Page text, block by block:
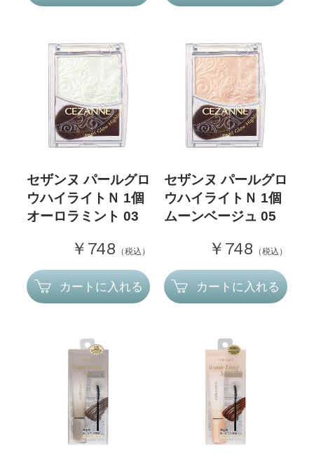
セザンヌ パールグロ
ウハイライトＮ 1個
オーロラミント 03
￥748 （税込）
カートに入れる
セザンヌ パールグロ
ウハイライトＮ 1個
ムーンベージュ 05
￥748 （税込）
カートに入れる